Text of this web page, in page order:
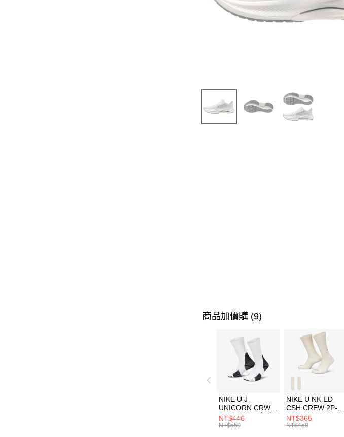
商品加價購 (9)
NIKE U J
UNICORN CRW
1PR -160 男女 中
統襪 FZ3393100
NT$446
NT$550
NIKE U NK ED
CSH CREW 2P-
144 EMBRDY 男
女 短統襪
NT$365
NT$450